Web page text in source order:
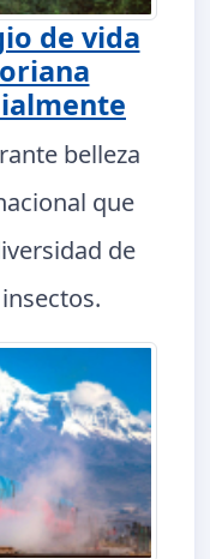
de vida
belleza
que
de